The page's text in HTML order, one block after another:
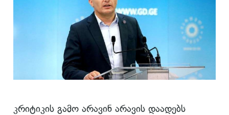
კრიტიკის გამო არავინ არავის დაადებს